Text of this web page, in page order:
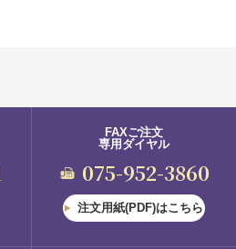
FAXご注文
専用ダイヤル
075-952-3860
注文用紙(PDF)はこちら